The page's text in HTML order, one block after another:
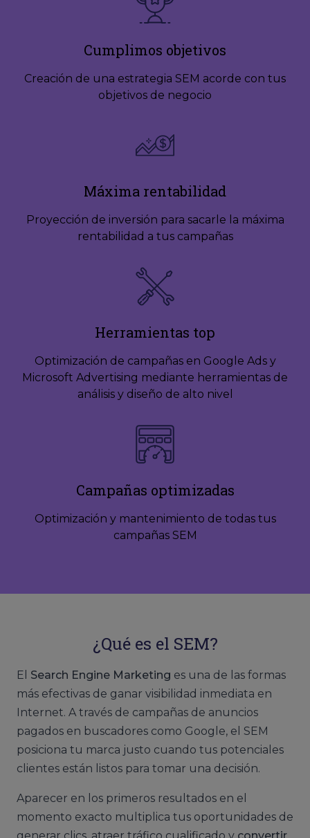
Cumplimos objetivos
Creación de una estrategia SEM acorde con tus
objetivos de negocio
Máxima rentabilidad
Proyección de inversión para sacarle la máxima
rentabilidad a tus campañas
Herramientas top
Optimización de campañas en Google Ads y
Microsoft Advertising mediante herramientas de
análisis y diseño de alto nivel
Campañas optimizadas
Optimización y mantenimiento de todas tus
campañas SEM
¿Qué es el SEM?
El Search Engine Marketing es una de las formas
más efectivas de ganar visibilidad inmediata en
Internet. A través de campañas de anuncios
pagados en buscadores como Google, el SEM
posiciona tu marca justo cuando tus potenciales
clientes están listos para tomar una decisión.
Aparecer en los primeros resultados en el
momento exacto multiplica tus oportunidades de